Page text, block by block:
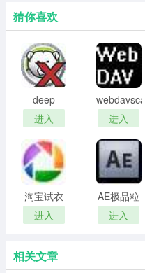
猜你喜欢
deep
freeze
password
remover(冰
点还原密
码清除器)
进入
webdavscan
客户端
(web漏洞
扫描软件)
进入
淘宝试衣
服软件
进入
AE极品粒
子插件
(Trapcode
进入
相关文章